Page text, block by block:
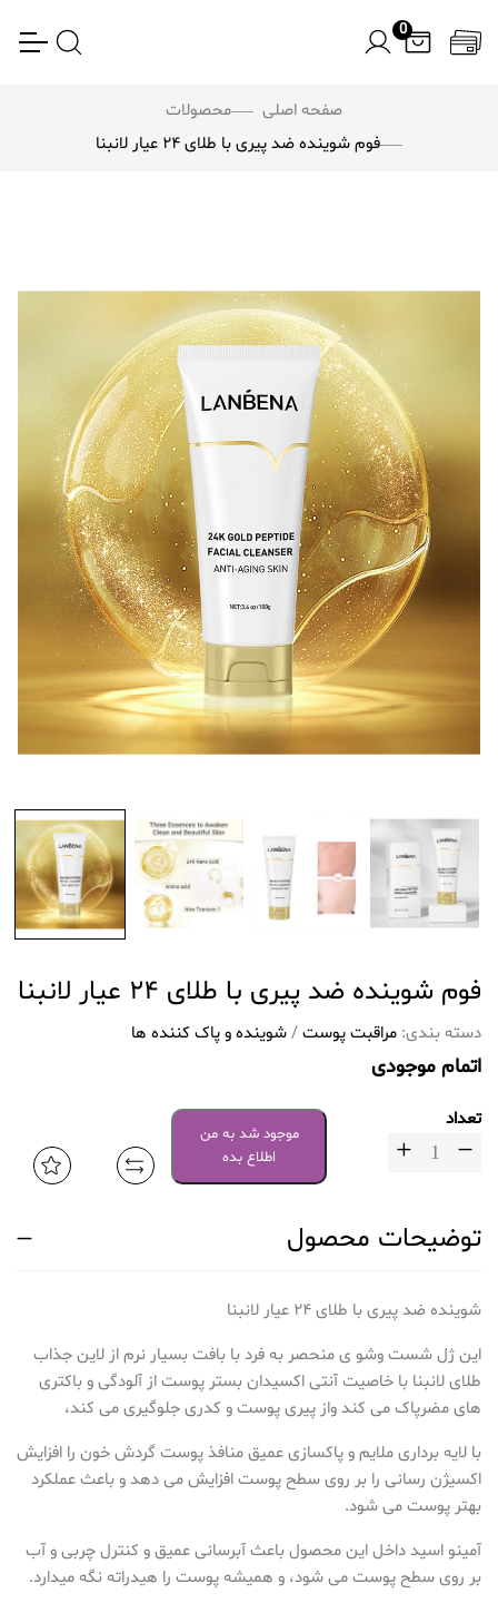
0
صفحه اصلی
محصولات
فوم شوینده ضد پیری با طلای ۲۴ عیار لانبنا
فوم شوینده ضد پیری با طلای ۲۴ عیار لانبنا
دسته بندی: مراقبت پوست/شوینده و پاک کننده ها
اتمام موجودی
تعداد
موجود شد به من
اطلاع بده
توضیحات محصول
شوینده ضد پیری با طلای ۲۴ عیار لانبنا
این ژل شست وشو ی منحصر به فرد با بافت بسیار نرم از لاین جذاب
طلای لانبنا با خاصیت آنتی اکسیدان بستر پوست از آلودگی و باکتری
های مضرپاک می کند واز پیری پوست و کدری جلوگیری می کند،
با لایه برداری ملایم و پاکسازی عمیق منافذ پوست گردش خون را افزایش
اکسیژن رسانی را بر روی سطح پوست افزایش می دهد و باعث عملکرد
بهتر پوست می شود.
آمینو اسید داخل این محصول باعث آبرسانی عمیق و کنترل چربی و آب
بر روی سطح پوست می شود، و همیشه پوست را هیدراته نگه میدارد.